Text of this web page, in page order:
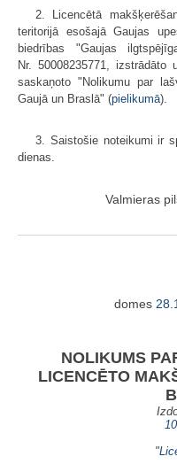
2. Licencētā
teritorijā esošajā Gaujas
biedrības "Gaujas
Nr. 50008235771,
saskaņoto "Nolikumu par
Gaujā un Braslā" (pielikumā).
3. Saistošie noteikumi ir
dienas.
Valmieras
domes
NOLIKUMS
LICENCĒTO
"